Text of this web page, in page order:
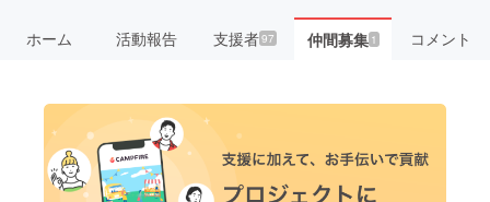
ホーム 活動報告 支援者97 仲間募集 1 コメント